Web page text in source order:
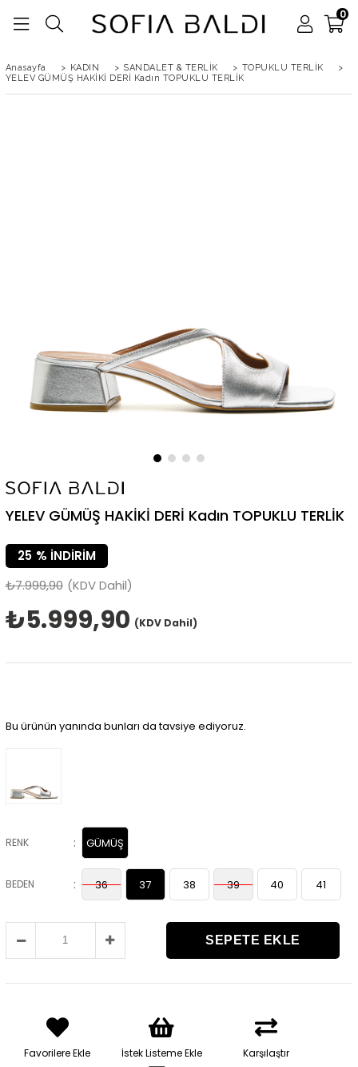
0
Anasayfa > KADIN > SANDALET & TERLİK > TOPUKLU TERLİK
>
YELEV GÜMÜŞ HAKİKİ DERİ Kadın TOPUKLU TERLİK
YELEV GÜMÜŞ HAKİKİ DERİ Kadın TOPUKLU TERLİK
%
25
İNDIRIM
₺7.999,90 (KDV Dahil)
₺5.999,90 (KDV Dahil)
Bu ürünün yanında bunları da tavsiye ediyoruz.
RENK : GÜMÜŞ
BEDEN : 36 37 38 39 40 41
Favorilere Ekle İstek Listeme Ekle Karşılaştır